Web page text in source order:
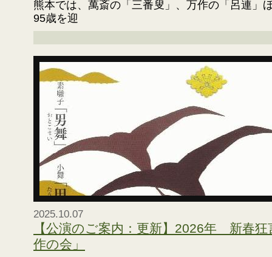
熊本では、萬斎の「三番叟」、万作の「呂連」
95歳を迎
2025.10.07
【公演のご案内：更新】2026年 新春
作の会」